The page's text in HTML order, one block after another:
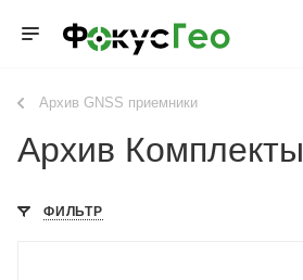
Архив GNSS приемники
Архив Комплекты
ФИЛЬТР